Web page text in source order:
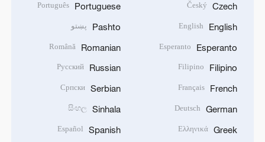
Czech
Český
English
English
Esperanto
Esperanto
Filipino
Filipino
French
Français
German
Deutsch
Greek
Ελληνικά
Portuguese
Português
Pashto پښتو
Romanian
Română
Russian
Русский
Serbian
Српски
Sinhala
සිංහල
Spanish
Español